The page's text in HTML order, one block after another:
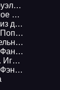
Доктор Лоуэлл 2. Ползи, тень, ползи! - Абрахам Меррит
Детективное фэнтези
Мой лорд из другого мира - Марина Эльденберт
Попаданцы
Пётр Синельников 4. Бандит-4. Некромант - Евгений Щепетнов
Фантастика
Гадалка 2. Игра в прятки - Елена Малиновская
Фэнтези